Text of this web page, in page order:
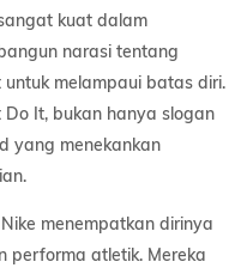
kuat dalam
narasi tentang
melampaui batas diri.
Do It, bukan hanya slogan
yang menekankan
menempatkan dirinya
performa atletik. Mereka